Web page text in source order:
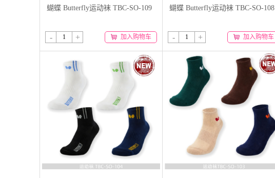
蝴蝶 Butterfly运动袜 TBC-SO-109
- + 加入购物车
蝴蝶 Butterfly运动袜 TBC-SO-108
- + 加入购物车